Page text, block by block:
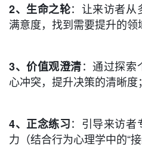
2、生命之轮：让来访者
满意度，找到需要提升的领
3、价值观澄清：通过探索
心冲突，提升决策的清晰度；
4、正念练习： 引导来访者
力（结合行为心理学中的“